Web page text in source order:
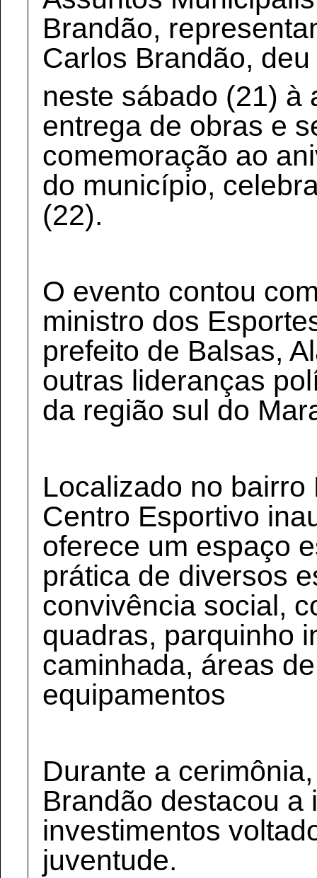
Brandão,
Carlos Brandão,
neste sábado (21) à
entrega de obras e
comemoração ao
do município,
(22).
O evento contou
ministro dos
prefeito de Balsas,
outras lideranças
da região sul do
Localizado no bairro
Centro Esportivo
oferece um espaço
prática de diversos
convivência social,
quadras, parquinho
caminhada, áreas
equipamentos
Durante a
Brandão destacou a
investimentos
juventude.